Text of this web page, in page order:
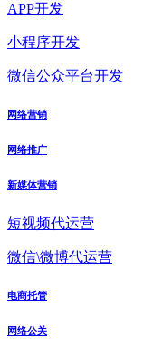
APP开发
小程序开发
微信公众平台开发
网络营销
网络推广
新媒体营销
短视频代运营
微信\微博代运营
电商托管
网络公关